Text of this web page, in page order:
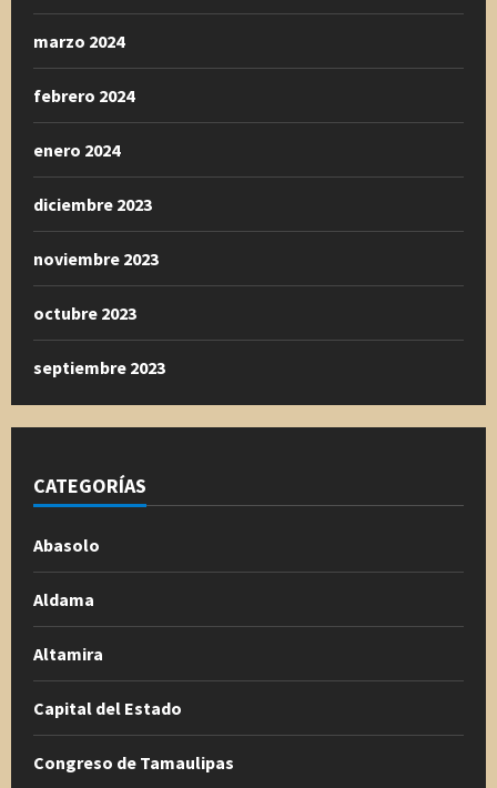
marzo 2024
febrero 2024
enero 2024
diciembre 2023
noviembre 2023
octubre 2023
septiembre 2023
CATEGORÍAS
Abasolo
Aldama
Altamira
Capital del Estado
Congreso de Tamaulipas